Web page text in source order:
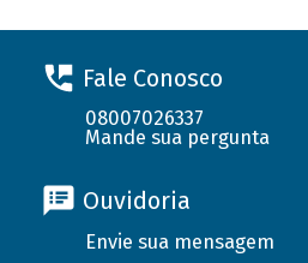
Fale Conosco
08007026337
Mande sua pergunta
Ouvidoria
Envie sua mensagem